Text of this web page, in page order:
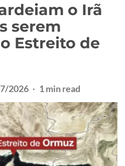
o Irã
serem
Estreito de
2026 1 min read